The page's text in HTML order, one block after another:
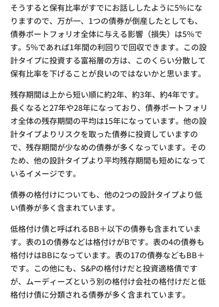
そうすると保有比率がすでにお話ししたように5％にな
りますので、万が一、1つの債券が倒産したとしても、
債券ポートフォリオ全体に与える影響（損失）は5％で
す。5％であれば1年間の利回りで回収できます。この設
計タイプに投資する富裕層の方は、このくらい分散して
保有比率を下げることが良いのではないかと思います。
残存期間は上から短い順に約2年、約3年、約4年です。
長くなると27年や28年になっており、債券ポートフォリ
オ全体の残存期間の平均は15年になっています。他の設
計タイプよりリスクを取った債券に投資していますの
で、残存期間が少なめの債券が多くなっています。その
ため、他の設計タイプより平均残存期間も短めになって
いるイメージです。
債券の格付けについても、他の2つの設計タイプより低
い債券が多く含まれています。
低格付け債と呼ばれるBB＋以下の債券も含まれていま
す。表の1の債券などは格付けがBです。表の4の債券も
格付けはBBになっています。表の17の債券などもBB＋
です。この他にも、S&Pの格付けだと投資適格債です
が、ムーディーズという別の格付け会社の格付けだと低
格付け債に分類される債券が多く含まれています。